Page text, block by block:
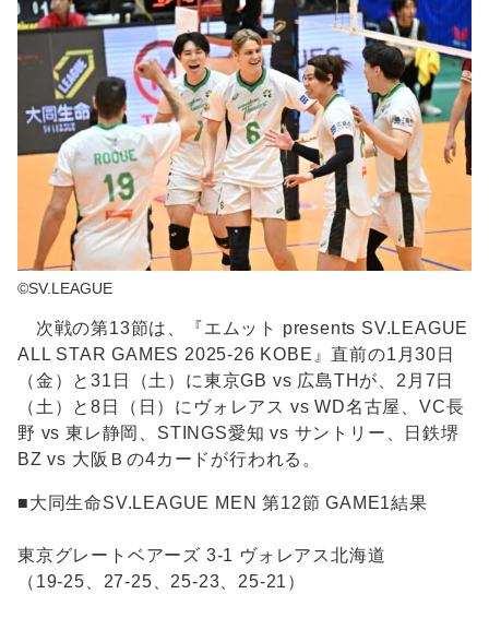
©SV.LEAGUE
次戦の第13節は、『エムット presents SV.LEAGUE
ALL STAR GAMES 2025-26 KOBE』直前の1月30日
（金）と31日（土）に東京GB vs 広島THが、2月7日
（土）と8日（日）にヴォレアス vs WD名古屋、VC長
野 vs 東レ静岡、STINGS愛知 vs サントリー、日鉄堺
BZ vs 大阪Ｂの4カードが行われる。
■大同生命SV.LEAGUE MEN 第12節 GAME1結果
東京グレートベアーズ 3-1 ヴォレアス北海道
（19-25、27-25、25-23、25-21）